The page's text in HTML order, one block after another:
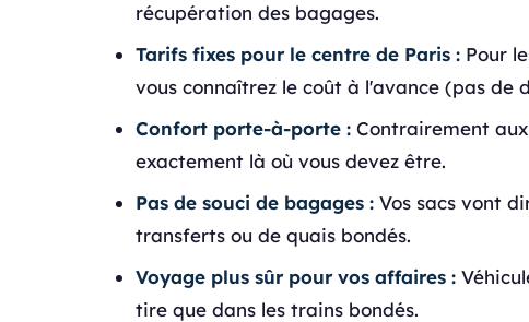
récupération des bagages.
Tarifs fixes pour le centre de Paris : Pour
vous connaîtrez le coût à l'avance (pas de
Confort porte-à-porte : Contrairement
exactement là où vous devez être.
Pas de souci de bagages : Vos sacs vont
transferts ou de quais bondés.
Voyage plus sûr pour vos affaires :
tire que dans les trains bondés.